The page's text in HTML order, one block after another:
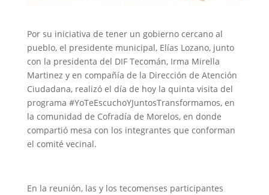
Por su iniciativa de tener un gobierno cercano al
pueblo, el presidente municipal, Elías Lozano, junto
con la presidenta del DIF Tecomán, Irma Mirella
Martinez y en compañía de la Dirección de Atención
Ciudadana, realizó el día de hoy la quinta visita del
programa #YoTeEscuchoYJuntosTransformamos, en
la comunidad de Cofradía de Morelos, en donde
compartió mesa con los integrantes que conforman
el comité vecinal.
En la reunión, las y los tecomenses participantes